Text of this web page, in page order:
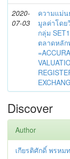
2020-
07-03
ความแม่น
มูลค่าโด
กลุ่ม
ตลาดหลัก
Discover
Author
เกียรติศักดิ์ พรหม